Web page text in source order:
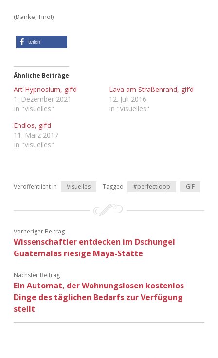
Wandnotizen
Adventskalender 2014
Adventskalender 2018
Adventskalender 2019
Adventskalender 2020
Adventskalender 2022
(Danke, Tino!)
teilen
Ähnliche Beiträge
Art Hypnosium, gif’d
1. Dezember 2021
In "Visuelles"
Lava am Straßenrand, gif’d
12. Juli 2016
In "Visuelles"
Endlos, gif’d
11. März 2017
In "Visuelles"
Veröffentlicht in Visuelles Tagged #perfectloop GIF
Vorheriger Beitrag
Wissenschaftler entdecken im Dschungel
Guatemalas riesige Maya-Stätte
Nächster Beitrag
Ein Automat, der Wohnungslosen kostenlos
Dinge des täglichen Bedarfs zur Verfügung
stellt